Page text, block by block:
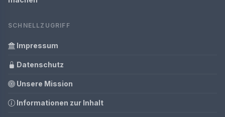
SCHNELLZUGRIFF
Impressum
Datenschutz
Unsere Mission
Informationen zur Inhalt